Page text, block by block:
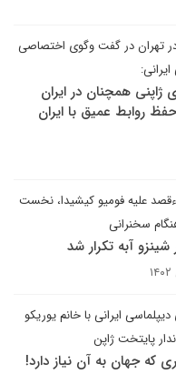
تهران در گفت وگوی اختصاصی
همچنان در ایران
روابط عمیق با ایران
علیه فومیو کیشیدا، نخست
سخنرانی
شینزو آبه تکرار شد
ایرانی با خانم یوریکو
پایتخت ژاپن
که جهان به آن نیاز دارد!